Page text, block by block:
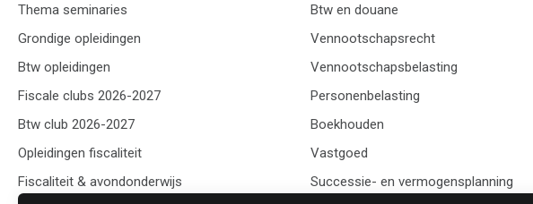
Thema seminaries
Grondige opleidingen
Btw opleidingen
Fiscale clubs 2026-2027
Btw club 2026-2027
Opleidingen fiscaliteit
Fiscaliteit & avondonderwijs
Btw en douane
Vennootschapsrecht
Vennootschapsbelasting
Personenbelasting
Boekhouden
Vastgoed
Successie- en vermogensplanning